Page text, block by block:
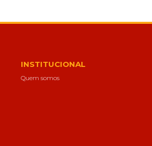
INSTITUCIONAL
Quem somos